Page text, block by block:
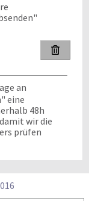

an
eine
48h
wir die
prüfen
016